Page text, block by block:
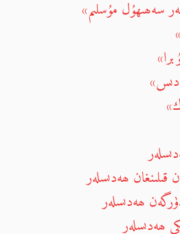
سەھىھۇل مۇسلىم»
قىلىنغان ھەدىسلەر
ھەدىسلەر
ھەدىسلەر